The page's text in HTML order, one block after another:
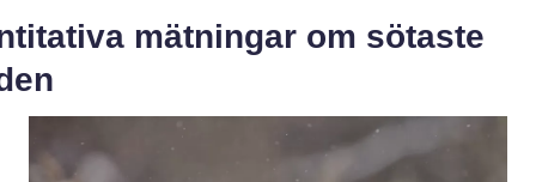
mätningar om sötaste